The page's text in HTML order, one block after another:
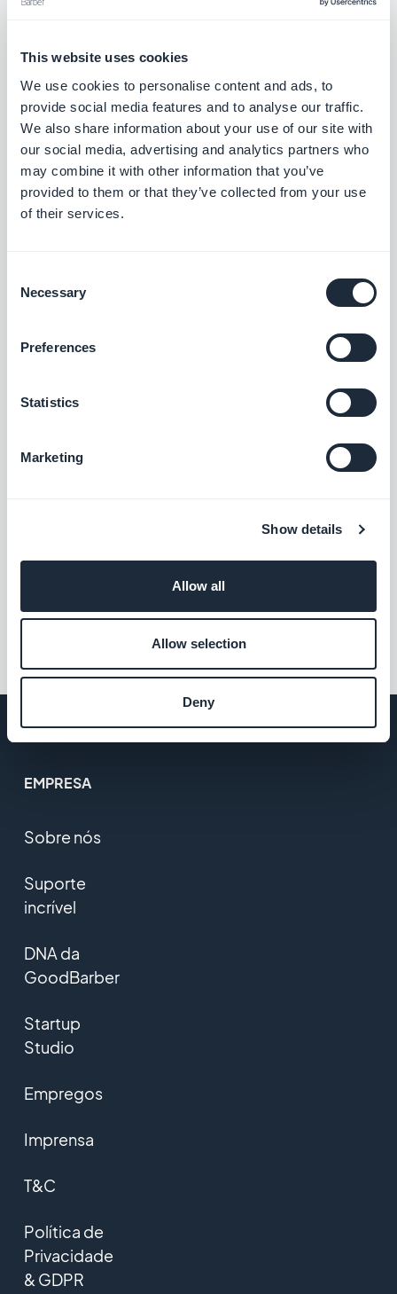
This website uses cookies
We use cookies to personalise content and ads, to
provide social media features and to analyse our traffic.
We also share information about your use of our site with
our social media, advertising and analytics partners who
may combine it with other information that you’ve
provided to them or that they’ve collected from your use
of their services.
Selection
Necessary
Preferences
Statistics
Marketing
Show details
Allow all
Allow selection
Deny
Agora você tem duas opções diferentes para gerar
- Ganhe dinheiro com publicidade de seus
usuários não inscritos
- Ganhe dinheiro com seu conteúdo com compras
no app combinadas com o incentivo de conteúdo
sem anúncios
EMPRESA
Sobre nós
Suporte
incrível
DNA da
GoodBarber
Startup
Studio
Empregos
Imprensa
T&C
Política de
Privacidade
& GDPR